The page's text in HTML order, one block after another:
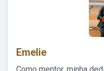
Emelie